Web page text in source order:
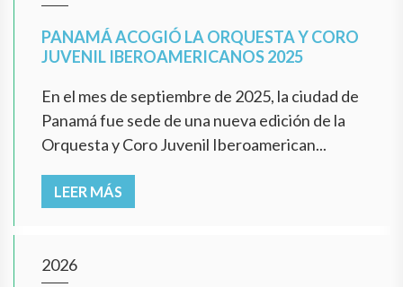
PANAMÁ ACOGIÓ LA ORQUESTA Y CORO
JUVENIL IBEROAMERICANOS 2025
En el mes de septiembre de 2025, la ciudad de
Panamá fue sede de una nueva edición de la
Orquesta y Coro Juvenil Iberoamerican...
LEER MÁS
2026